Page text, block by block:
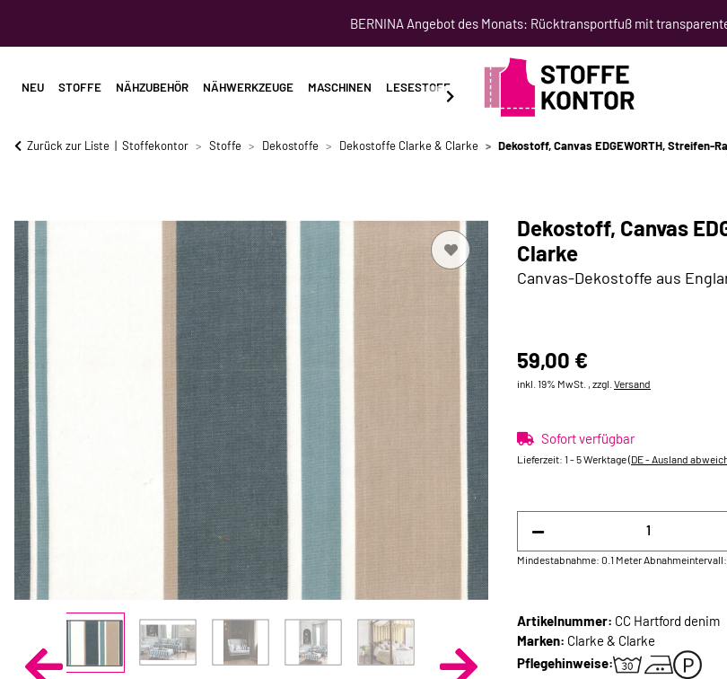
BERNINA Angebot des Monats: Rücktransportfuß mit
NEU STOFFE NÄHZUBEHÖR NÄHWERKZEUGE MASCHINEN LESESTOFF SCHNITTMUSTER NÄHKURSE
Zurück zur Liste Stoffekontor Stoffe Dekostoffe Dekostoffe Clarke & Clarke Dekostoff, Canvas EDGEWORTH, Streifen-
Dekostoff, Canvas
Clarke
Canvas-Dekostoffe aus
59,00 €
inkl. 19% MwSt. , zzgl. Versand
Sofort verfügbar
Lieferzeit: 1 - 5 Werktage(DE - Ausland
Mindestabnahme: 0.1 Meter
Artikelnummer: CC Hartford denim
Marken: Clarke & Clarke
Pflegehinweise: